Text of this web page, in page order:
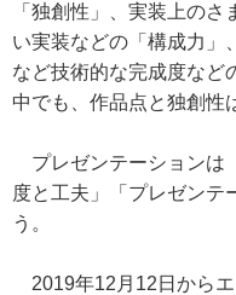
「独創性」、実装上の
い実装などの「構成力」
など技術的な完成度など
中でも、作品点と独創性
プレゼンテーションは
度と工夫」「プレゼンテ
う。
2019年12月12日からエ